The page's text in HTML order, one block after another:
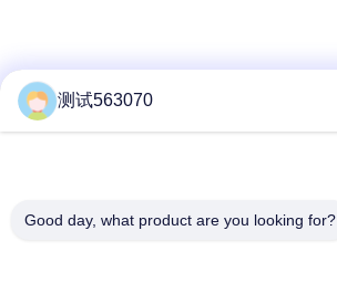
测试563070
Good day, what product are you looking for?